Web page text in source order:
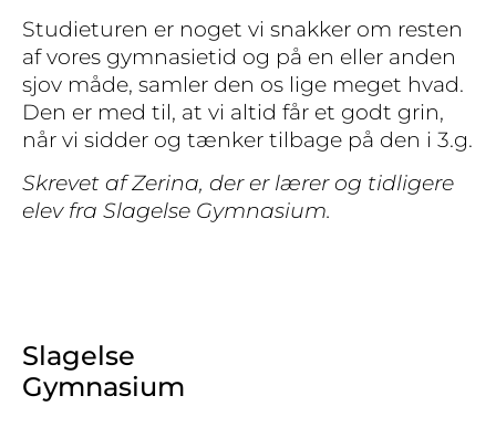
Studieturen er noget vi snakker om resten
af vores gymnasietid og på en eller anden
sjov måde, samler den os lige meget hvad.
Den er med til, at vi altid får et godt grin,
når vi sidder og tænker tilbage på den i 3.g.
Skrevet af Zerina, der er lærer og tidligere
elev fra Slagelse Gymnasium.
Slagelse
Gymnasium